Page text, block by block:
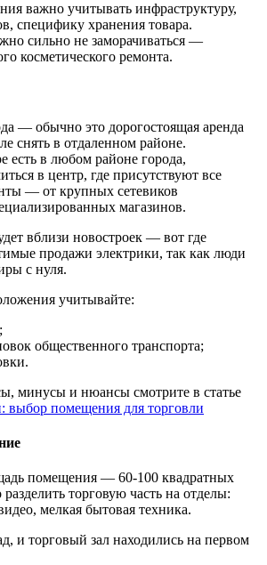
важно учитывать инфраструктуру,
специфику хранения товара.
сильно не заморачиваться —
косметического ремонта.
— обычно это дорогостоящая аренда
снять в отдаленном районе.
есть в любом районе города,
в центр, где присутствуют все
— от крупных сетевиков
магазинов.
вблизи новостроек — вот где
продажи электрики, так как люди
с нуля.
учитывайте:
общественного транспорта;
минусы и нюансы смотрите в статье
выбор помещения для торговли
помещения — 60-100 квадратных
торговую часть на отделы:
мелкая бытовая техника.
и торговый зал находились на первом